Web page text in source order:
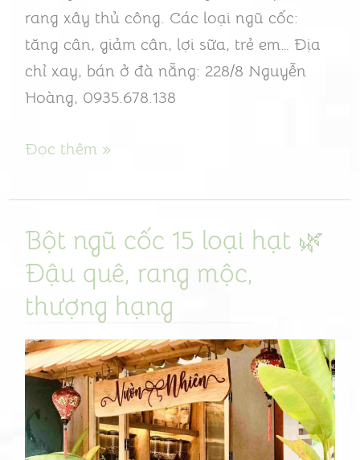
rang xây thủ công. Các loại ngũ cốc:
tăng cân, giảm cân, lợi sữa, trẻ em… Địa
chỉ xay, bán ở đà nẵng: 228/8 Nguyễn
Hoàng, 0935.678.138
hạng
Đọc thêm »
Bột ngũ cốc 15 loại hạt 🌿
Đậu quê, rang mộc,
thượng hạng
Bột
ngũ
15
loại
hạt
Đậu
quê,